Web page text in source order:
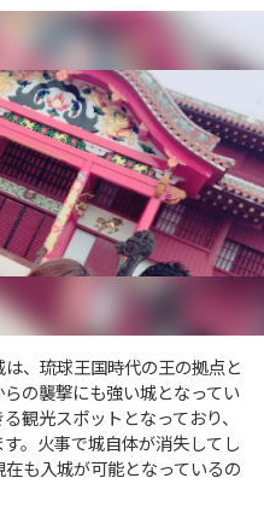
、琉球王国時代の王の拠点と
の襲撃にも強い城となってい
観光スポットとなっており、
。火事で城自体が消失してし
も入城が可能となっているの